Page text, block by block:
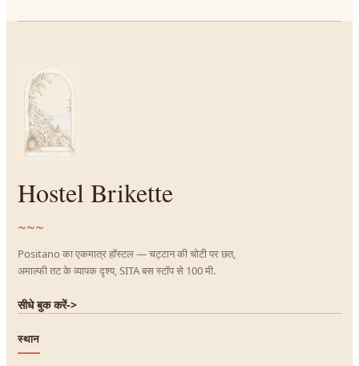
Hostel Brikette
~~~
Positano का एकमात्र हॉस्टल — चट्टान की चोटी पर छत,
अमाल्फी तट के व्यापक दृश्य, SITA बस स्टॉप से 100 मी.
सीधे बुक करें->
स्थान